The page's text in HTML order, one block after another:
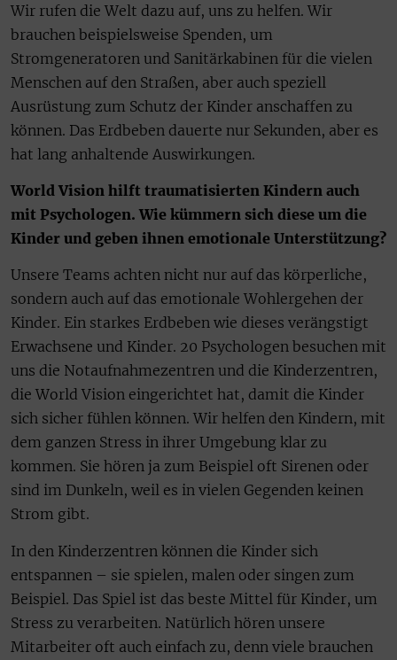
Wir rufen die Welt dazu auf, uns zu helfen. Wir
brauchen beispielsweise Spenden, um
Stromgeneratoren und Sanitärkabinen für die vielen
Menschen auf den Straßen, aber auch speziell
Ausrüstung zum Schutz der Kinder anschaffen zu
können. Das Erdbeben dauerte nur Sekunden, aber es
hat lang anhaltende Auswirkungen.
World Vision hilft traumatisierten Kindern auch
mit Psychologen. Wie kümmern sich diese um die
Kinder und geben ihnen emotionale Unterstützung?
Unsere Teams achten nicht nur auf das körperliche,
sondern auch auf das emotionale Wohlergehen der
Kinder. Ein starkes Erdbeben wie dieses verängstigt
Erwachsene und Kinder. 20 Psychologen besuchen mit
uns die Notaufnahmezentren und die Kinderzentren,
die World Vision eingerichtet hat, damit die Kinder
sich sicher fühlen können. Wir helfen den Kindern, mit
dem ganzen Stress in ihrer Umgebung klar zu
kommen. Sie hören ja zum Beispiel oft Sirenen oder
sind im Dunkeln, weil es in vielen Gegenden keinen
Strom gibt.
In den Kinderzentren können die Kinder sich
entspannen – sie spielen, malen oder singen zum
Beispiel. Das Spiel ist das beste Mittel für Kinder, um
Stress zu verarbeiten. Natürlich hören unsere
Mitarbeiter oft auch einfach zu, denn viele brauchen